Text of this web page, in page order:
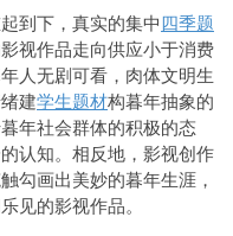
到下，真实的集中四季题
视作品走向供应小于消费
人无剧可看，肉体文明生
建学生题材构暮年抽象的
年社会群体的积极的态
认知。相反地，影视创作
勾画出美妙的暮年生涯，
见的影视作品。